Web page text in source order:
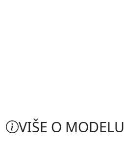
VIŠE O MODELU